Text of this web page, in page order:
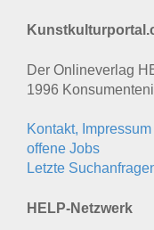
Der Onlineverlag
1996
Kontakt, Impressum
offene Jobs
Letzte
HELP-Netzwerk